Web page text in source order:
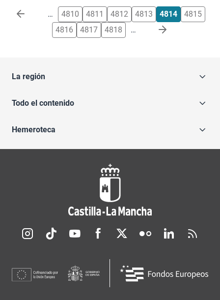
Paginación … 4810 4811 4812 4813 4814
4815
4816
4817 4818 …
La región
Todo el contenido
Hemeroteca
Redes sociales JCCM